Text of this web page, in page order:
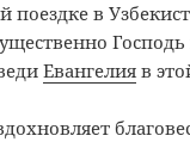
поездке в
Господь
Евангелия в